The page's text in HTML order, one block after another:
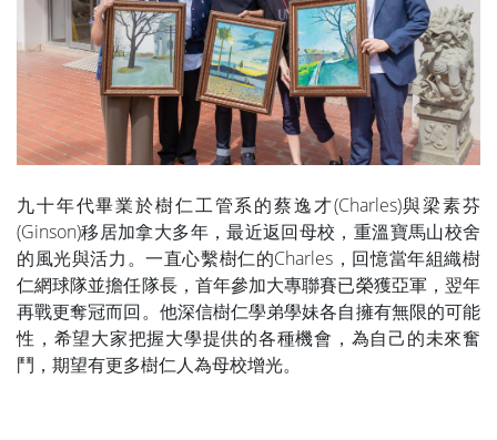
九十年代畢業於樹仁工管系的蔡逸才(Charles)與梁素芬
(Ginson)移居加拿大多年，最近返回母校，重溫寶馬山校舍
的風光與活力。一直心繫樹仁的Charles，回憶當年組織樹
仁網球隊並擔任隊長，首年參加大專聯賽已榮獲亞軍，翌年
再戰更奪冠而回。他深信樹仁學弟學妹各自擁有無限的可能
性，希望大家把握大學提供的各種機會，為自己的未來奮
鬥，期望有更多樹仁人為母校增光。